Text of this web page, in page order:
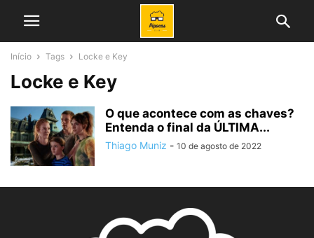
Início Tags Locke e Key
Locke e Key
O que acontece com as chaves?
Entenda o final da ÚLTIMA...
Thiago Muniz - 10 de agosto de 2022